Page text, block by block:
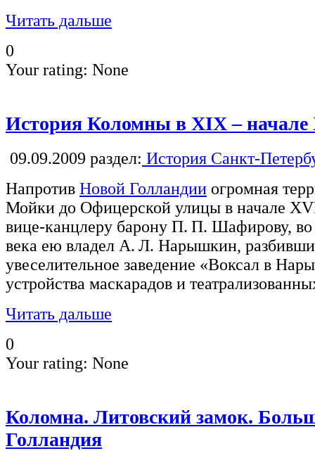
Читать дальше
0
Your rating: None
История Коломны в XIX – начале
09.09.2009 раздел: История Санкт-
Напротив Новой Голландии огромная
Мойки до Офицерской улицы в начале
вице-канцлеру барону П. П. Шафирову,
века ею владел А. Л. Нарышкин,
увеселительное заведение «Воксал в
устройства маскарадов и
Читать дальше
0
Your rating: None
Коломна. Литовский замок.
Голландия